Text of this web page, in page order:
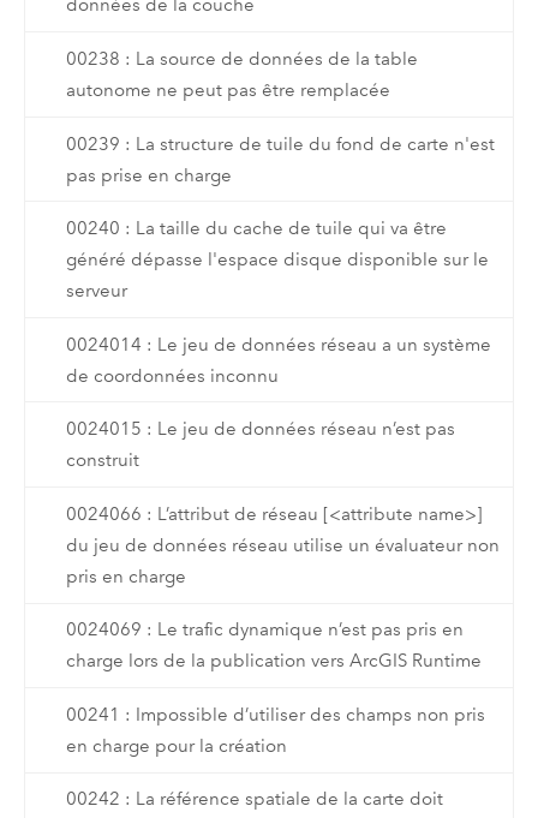
données de la couche
00238 : La source de données de la table
autonome ne peut pas être remplacée
00239 : La structure de tuile du fond de carte n'est
pas prise en charge
00240 : La taille du cache de tuile qui va être
généré dépasse l'espace disque disponible sur le
serveur
0024014 : Le jeu de données réseau a un système
de coordonnées inconnu
0024015 : Le jeu de données réseau n’est pas
construit
0024066 : L’attribut de réseau [<attribute name>]
du jeu de données réseau utilise un évaluateur non
pris en charge
0024069 : Le trafic dynamique n’est pas pris en
charge lors de la publication vers ArcGIS Runtime
00241 : Impossible d’utiliser des champs non pris
en charge pour la création
00242 : La référence spatiale de la carte doit